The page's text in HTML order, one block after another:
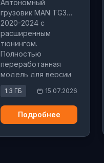
Автономный
грузовик MAN TG3
2020-2024 с
расширенным
тюнингом.
Полностью
переработанная
модель для версии
1.60. Включает шасси
4×2, 6×2, 6×4 и
кастомные детали.
1.3 ГБ 15.07.2026
Подробнее